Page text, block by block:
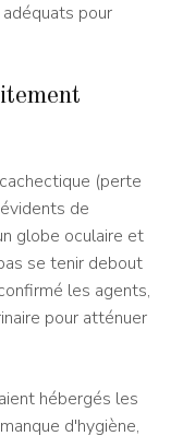
pour
(perte
de
globe oculaire et
se tenir debout
les agents,
pour atténuer
hébergés les
d'hygiène,